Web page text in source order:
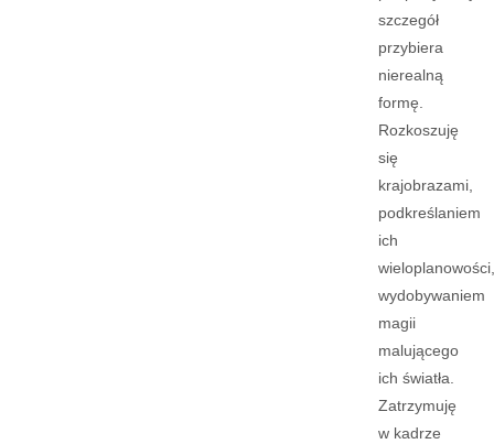
szczegół
przybiera
nierealną
formę.
Rozkoszuję
się
krajobrazami,
podkreślaniem
ich
wieloplanowości,
wydobywaniem
magii
malującego
ich światła.
Zatrzymuję
w kadrze